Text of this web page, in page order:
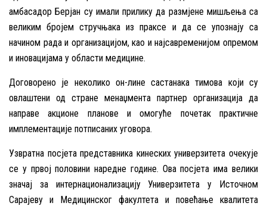
амбасадор Берјан су имали прилику да размјене мишљења са
великим бројем стручњака из праксе и да се упознају са
начином рада и организацијом, као и најсавременијом опремом
и иновацијама у области медицине.
Договорено је неколико он-лине састанака тимова који су
овлаштени од стране менаџмента партнер организација да
направе акционе планове и омогуће почетак практичне
имплементације потписаних уговора.
Узвратна посјета представника кинеских универзитета очекује
се у првој половини наредне године. Ова посјета има велики
значај за интернационализацију Универзитета у Источном
Сарајеву и Медицинског факултета и повећање квалитета